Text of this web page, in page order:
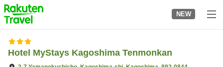
to
top
page
NEW
Hotel MyStays Kagoshima Tenmonkan